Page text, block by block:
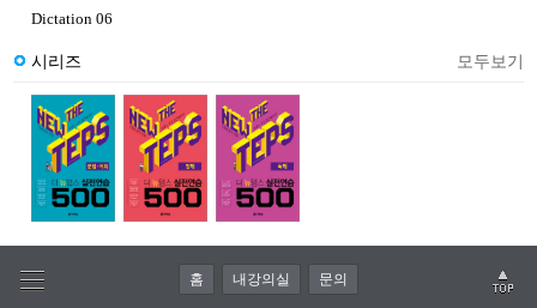
Dictation 06
시리즈 모두보기
홈 내강의실 문의